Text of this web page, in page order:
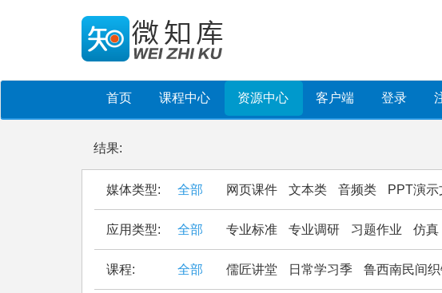
首页 课程中心 资源中心 客户端 登录
结果:
媒体类型: 全部 网页课件 文本类 音频类 PPT演示
应用类型: 全部 专业标准 专业调研 习题作业 仿真
课程: 全部 儒匠讲堂 日常学习季 鲁西南民间